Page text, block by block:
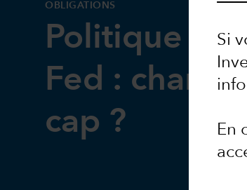
Si
En
OBLIGATIONS
Politique
Fed :
cap ?